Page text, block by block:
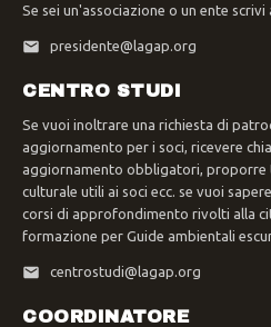
Se sei un'associazione o un ente scrivi
presidente@lagap.org
CENTRO STUDI
Se vuoi inoltrare una richiesta di
aggiornamento per i soci, ricevere
aggiornamento obbligatori,
culturale utili ai soci ecc. se vuoi
corsi di approfondimento rivolti alla
formazione per Guide ambientali
centrostudi@lagap.org
COORDINATORE